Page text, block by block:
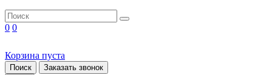
0 0
Корзина пуста
Поиск
Заказать звонок